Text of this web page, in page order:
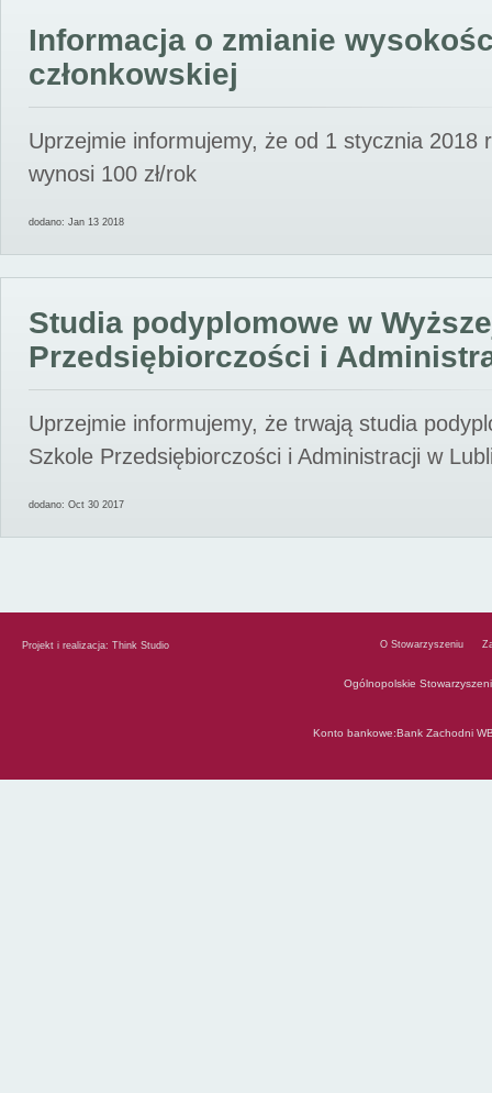
Informacja o zmianie
członkowskiej
Uprzejmie informujemy, że od 1 stycznia 2018
wynosi 100 zł/rok
dodano: Jan 13 2018
Studia podyplomowe w
Przedsiębiorczości i
Uprzejmie informujemy, że trwają studia
Szkole Przedsiębiorczości i Administracji w
dodano: Oct 30 2017
Projekt i realizacja: Think Studio O Stowarzyszeniu
Ogólnopolskie
Konto bankowe:Bank Zachodni